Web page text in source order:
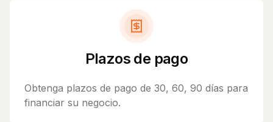
Plazos de pago
Obtenga plazos de pago de 30, 60, 90 días para
financiar su negocio.